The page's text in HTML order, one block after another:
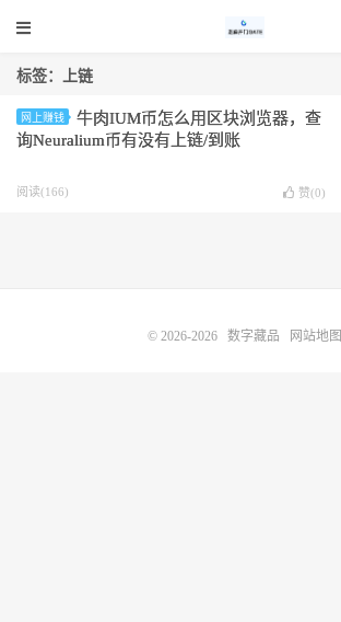
标签：上链
网上赚钱
牛肉IUM币怎么用区块浏览器，查
询Neuralium币有没有上链/到账
阅读(166) 赞(0)
© 2026-2026 数字藏品 网站地图